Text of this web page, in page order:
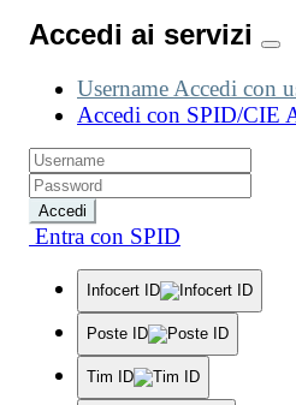
Accedi ai servizi
Username Accedi con
Accedi con SPID/CIE
Accedi
Entra con SPID
Infocert ID
Poste ID
Tim ID